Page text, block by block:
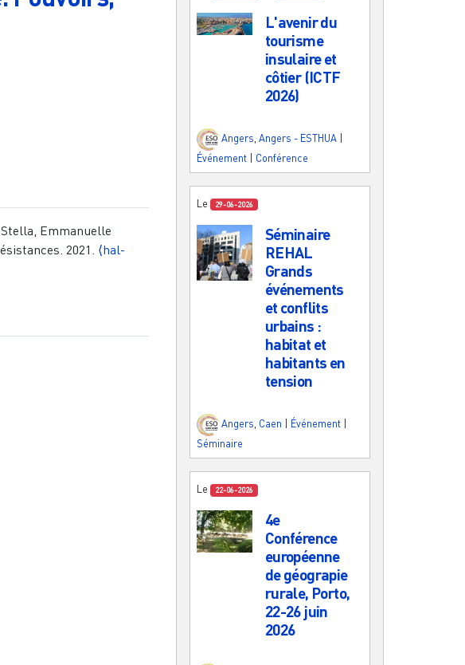
Emmanuelle
2021. ⟨hal-
L'avenir du
tourisme
insulaire et
côtier (ICTF
2026)
Angers Angers - ESTHUA
Événement
Conférence
Le 29-06-2026
Séminaire
REHAL
Grands
événements
et conflits
urbains :
habitat et
habitants en
tension
Angers, Caen Événement
Séminaire
Le 22-06-2026
4e
Conférence
européenne
de géograpie
rurale, Porto,
22-26 juin
2026